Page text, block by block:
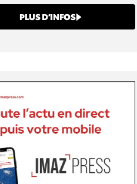
PLUS D’INFOS